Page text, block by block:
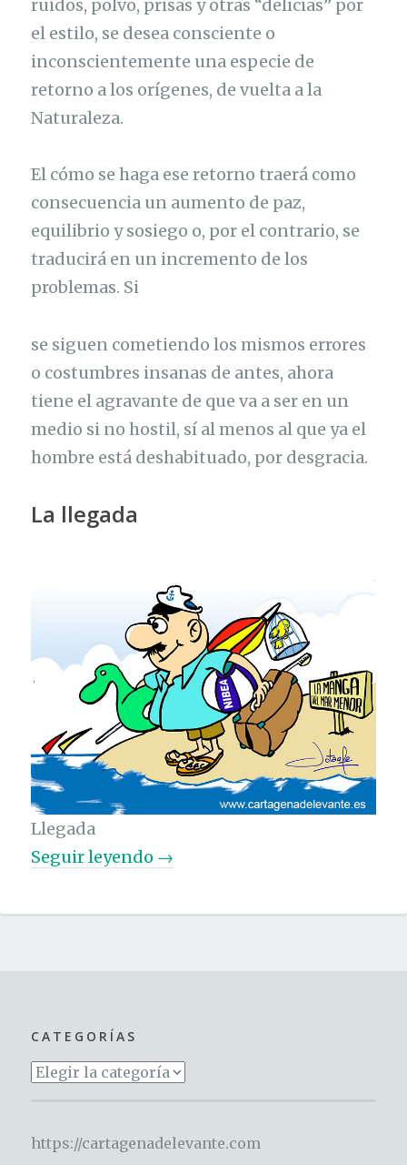
ruidos, polvo, prisas y otras “delicias” por
el estilo, se desea consciente o
inconscientemente una especie de
retorno a los orígenes, de vuelta a la
Naturaleza.
El cómo se haga ese retorno traerá como
consecuencia un aumento de paz,
equilibrio y sosiego o, por el contrario, se
traducirá en un incremento de los
problemas. Si
se siguen cometiendo los mismos errores
o costumbres insanas de antes, ahora
tiene el agravante de que va a ser en un
medio si no hostil, sí al menos al que ya el
hombre está deshabituado, por desgracia.
La llegada
Llegada
Seguir leyendo «
a
n
s
→
CATEGORÍAS
Categorías
https://cartagenadelevante.com